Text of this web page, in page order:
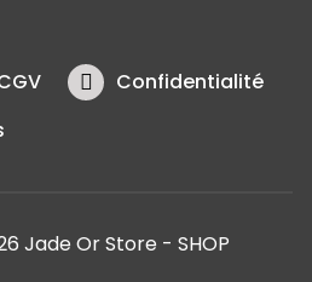
Confidentialité
Jade Or Store - SHOP